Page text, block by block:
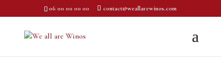
06 00 00 00 00 contact@weallarewinos.com